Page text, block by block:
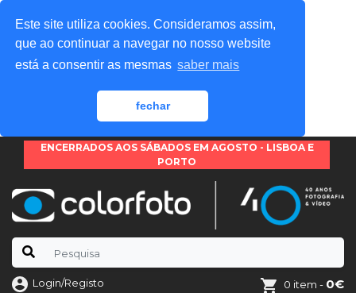
Este site utiliza cookies. Consideramos assim,
que ao continuar a navegar no nosso website
está a consentir as mesmas saber mais
fechar
ENCERRADOS AOS SÁBADOS EM AGOSTO - LISBOA E
PORTO
Login/Registo 0 item - 0€